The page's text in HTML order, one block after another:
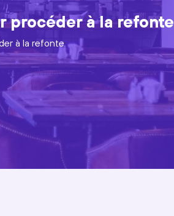
procéder à la refonte
à la refonte